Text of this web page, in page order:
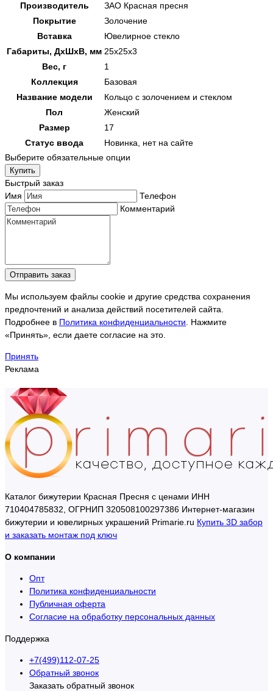
Производитель
ЗАО Красная пресня
Покрытие
Золочение
Вставка
Ювелирное стекло
Габариты, ДхШхВ, мм 25x25x3
Вес, г
1
Коллекция
Базовая
Название модели
Кольцо с золочением и стеклом
Пол
Женский
Размер
17
Статус ввода
Новинка, нет на сайте
Выберите обязательные опции
Купить
Быстрый заказ
Имя
Телефон
Комментарий
Отправить заказ
Мы используем файлы cookie и другие средства сохранения
предпочтений и анализа действий посетителей сайта.
Подробнее в Политика конфиденциальности . Нажмите
«Принять», если даете согласие на это.
Принять
Реклама
Каталог бижутерии Красная Пресня с ценами ИНН
710404785832, ОГРНИП 320508100297386 Интернет-магазин
бижутерии и ювелирных украшений Primarie.ru Купить 3D забор
и заказать монтаж под ключ
О компании
Опт
Политика конфиденциальности
Публичная оферта
Согласие на обработку персональных данных
Поддержка
+7(499)112-07-25
Обратный звонок
Заказать обратный звонок